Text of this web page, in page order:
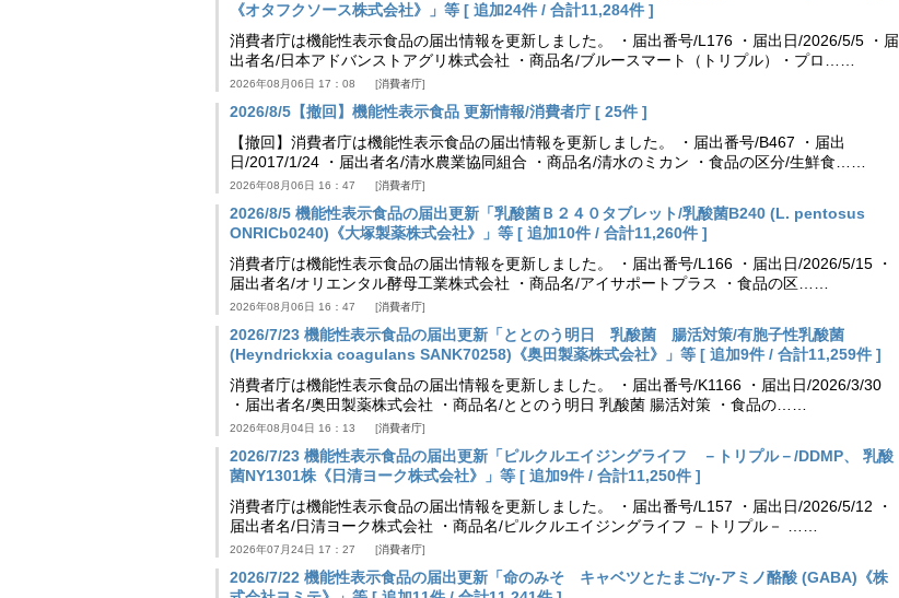
《オタフクソース株式会社》」等 [ 追加24件 / 合計11,284件 ]
消費者庁は機能性表示食品の届出情報を更新しました。 ・届出番号/L176 ・届出日/2026/5/5 ・届
出者名/日本アドバンストアグリ株式会社 ・商品名/ブルースマート（トリプル）・プロ……
2026年08月06日 17：08 消費者庁
2026/8/5【撤回】機能性表示食品 更新情報/消費者庁 [ 25件 ]
【撤回】消費者庁は機能性表示食品の届出情報を更新しました。 ・届出番号/B467 ・届出
日/2017/1/24 ・届出者名/清水農業協同組合 ・商品名/清水のミカン ・食品の区分/生鮮食……
2026年08月06日 16：47 消費者庁
2026/8/5 機能性表示食品の届出更新「乳酸菌Ｂ２４０タブレット/乳酸菌B240 (L. pentosus
ONRICb0240)《大塚製薬株式会社》」等 [ 追加10件 / 合計11,260件 ]
消費者庁は機能性表示食品の届出情報を更新しました。 ・届出番号/L166 ・届出日/2026/5/15 ・
届出者名/オリエンタル酵母工業株式会社 ・商品名/アイサポートプラス ・食品の区……
2026年08月06日 16：47 消費者庁
2026/7/23 機能性表示食品の届出更新「ととのう明日 乳酸菌 腸活対策/有胞子性乳酸菌
(Heyndrickxia coagulans SANK70258)《奥田製薬株式会社》」等 [ 追加9件 / 合計11,259件 ]
消費者庁は機能性表示食品の届出情報を更新しました。 ・届出番号/K1166 ・届出日/2026/3/30
・届出者名/奥田製薬株式会社 ・商品名/ととのう明日 乳酸菌 腸活対策 ・食品の……
2026年08月04日 16：13 消費者庁
2026/7/23 機能性表示食品の届出更新「ピルクルエイジングライフ －トリプル－/DDMP、 乳酸
菌NY1301株《日清ヨーク株式会社》」等 [ 追加9件 / 合計11,250件 ]
消費者庁は機能性表示食品の届出情報を更新しました。 ・届出番号/L157 ・届出日/2026/5/12 ・
届出者名/日清ヨーク株式会社 ・商品名/ピルクルエイジングライフ －トリプル－ ……
2026年07月24日 17：27 消費者庁
2026/7/22 機能性表示食品の届出更新「命のみそ キャベツとたまご/γ-アミノ酪酸 (GABA)《株